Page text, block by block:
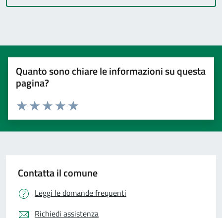
Quanto sono chiare le informazioni su questa
pagina?
Valuta 5 stelle su 5
Valuta 4 stelle su 5
Valuta 3 stelle su 5
Valuta 2 stelle su 5
Valuta 1 stelle su 5
Contatta il comune
Leggi le domande frequenti
Richiedi assistenza